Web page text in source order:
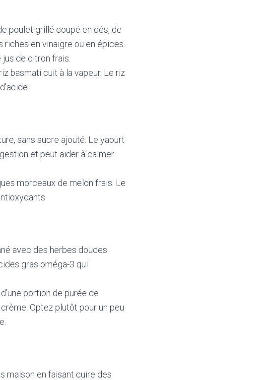
poulet grillé coupé en dés, de
en vinaigre ou en épices.
de citron frais.
basmati cuit à la vapeur. Le riz
sans sucre ajouté. Le yaourt
et peut aider à calmer
morceaux de melon frais. Le
avec des herbes douces
gras oméga-3 qui
portion de purée de
Optez plutôt pour un peu
maison en faisant cuire des